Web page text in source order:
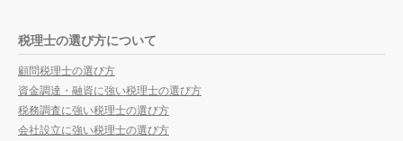
税理士の選び方について
顧問税理士の選び方
資金調達・融資に強い税理士の選び方
税務調査に強い税理士の選び方
会社設立に強い税理士の選び方